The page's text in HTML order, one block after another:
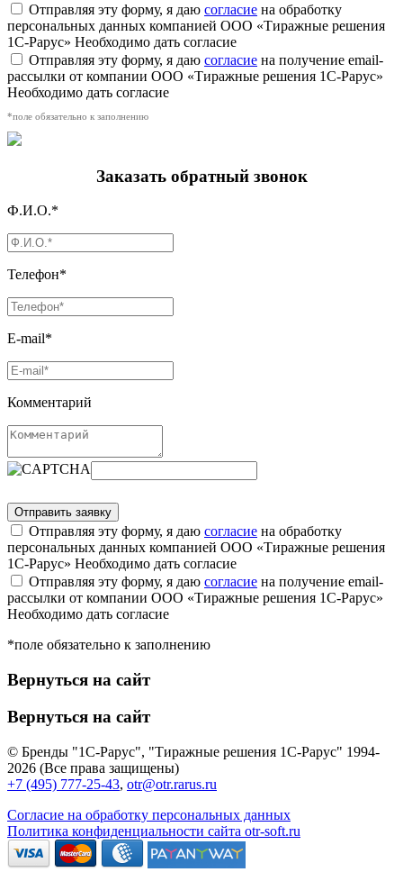
Отправляя эту форму, я даю согласие на обработку
персональных данных компанией ООО «Тиражные решения
1С-Рарус» Необходимо дать согласие
Отправляя эту форму, я даю согласие на получение email-
рассылки от компании ООО «Тиражные решения 1С-Рарус»
Необходимо дать согласие
*поле обязательно к заполнению
Заказать обратный звонок
Ф.И.О.*
Телефон*
E-mail*
Комментарий
Отправляя эту форму, я даю согласие на обработку
персональных данных компанией ООО «Тиражные решения
1С-Рарус» Необходимо дать согласие
Отправляя эту форму, я даю согласие на получение email-
рассылки от компании ООО «Тиражные решения 1С-Рарус»
Необходимо дать согласие
*поле обязательно к заполнению
Вернуться на сайт
Вернуться на сайт
© Бренды "1С-Рарус", "Тиражные решения 1С-Рарус" 1994-
2026 (Все права защищены)
+7 (495) 777-25-43, otr@otr.rarus.ru
Согласие на обработку персональных данных
Политика конфиденциальности сайта otr-soft.ru